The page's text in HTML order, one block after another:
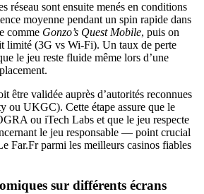
réseau sont ensuite menés en conditions
moyenne pendant un spin rapide dans
comme Gonzo’s Quest Mobile, puis on
limité (3G vs Wi‑Fi). Un taux de perte
le jeu reste fluide même lors d’une
être validée auprès d’autorités reconnues
ou UKGC). Cette étape assure que le
ou iTech Labs et que le jeu respecte
le jeu responsable — point crucial
Far.Fr parmi les meilleurs casinos fiables
sur différents écrans